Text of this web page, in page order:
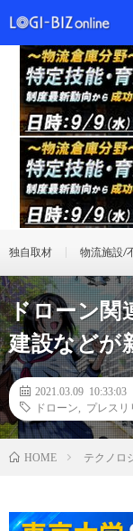
独自取材 物流施設/
ドローン関
建設などが
2021.03.09 10:33:03
ドローン
プレスリ
HOME テクノロ